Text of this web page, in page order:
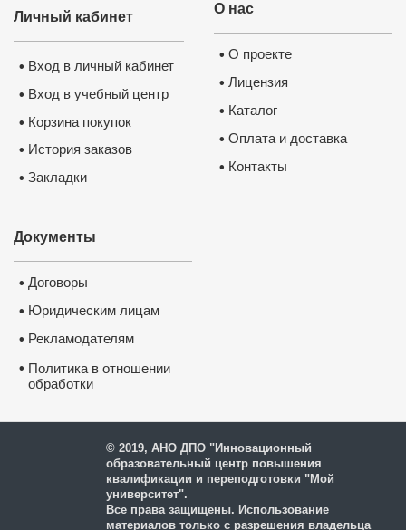
О нас
• О проекте
• Лицензия
• Каталог
• Оплата и доставка
• Контакты
Личный кабинет
• Вход в личный кабинет
• Вход в учебный центр
• Корзина покупок
• История заказов
• Закладки
Документы
• Договоры
• Юридическим лицам
• Рекламодателям
• Политика в отношении
обработки
© 2019, АНО ДПО "Инновационный
образовательный центр повышения
квалификации и переподготовки "Мой
университет".
Все права защищены. Использование
материалов только с разрешения владельца